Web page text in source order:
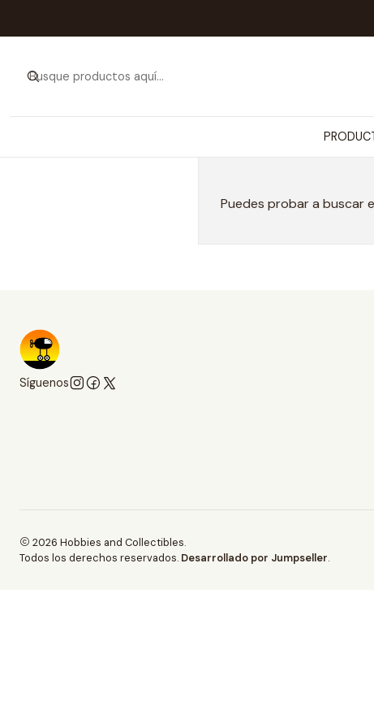
Puedes probar a buscar
Síguenos
2026 Hobbies and Collectibles.
Todos los derechos reservados. Desarrollado por Jumpseller.